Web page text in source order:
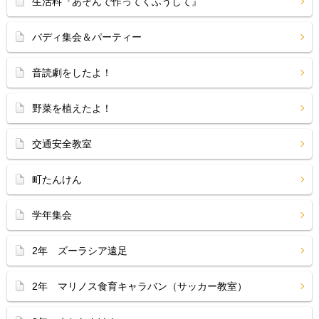
バディ集会＆パーティー
音読劇をしたよ！
野菜を植えたよ！
交通安全教室
町たんけん
学年集会
2年 ズーラシア遠足
2年 マリノス食育キャラバン（サッカー教室）